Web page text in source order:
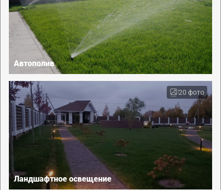
Автополив
20 фото
Ландшафтное освещение